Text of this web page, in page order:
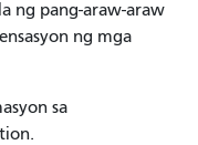
ng pang-araw-araw
ng mga
sa